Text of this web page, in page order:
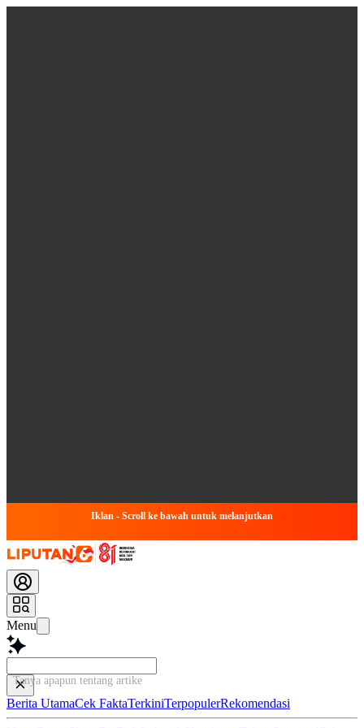
Iklan - Scroll ke bawah untuk melanjutkan
Menu
Tanya apapun tentang artikel ini..
Berita UtamaCek FaktaTerkiniTerpopulerRekomendasi